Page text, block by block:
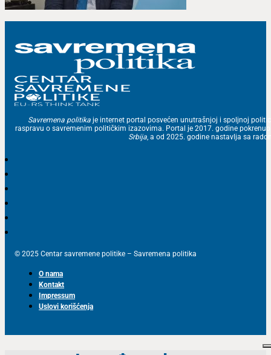
Savremena politika je internet portal posvećen unutrašnjoj i spoljnoj
raspravu o savremenim političkim izazovima. Portal je 2017. godine
Srbija, a od 2025. godine nastavlja sa
© 2025 Centar savremene politike – Savremena politika
O nama
Kontakt
Impressum
Uslovi korišćenja